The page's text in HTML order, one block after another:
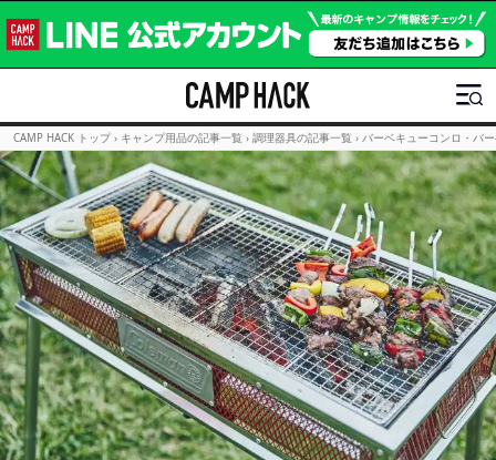
CAMP HACK トップ › キャンプ用品の記事一覧 › 調理器具の記事一覧 › バーベキューコンロ・バ